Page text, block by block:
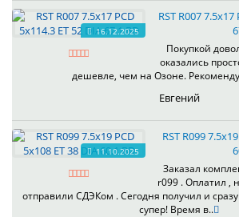
16.12.2025
RST R007
Покупкой
оказались
дешевле, чем на Озоне.
Евгений
11.10.2025
RST R099
Заказал
r099 . Оплатил ,
отправили СДЭКом . Сегодня получил и
супер! Время в..